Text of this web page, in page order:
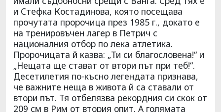
и Стефка Костадинова, която посещава
прочутата пророчица през 1985 г., докато е
на тренировъчен лагер в Петрич с
националния отбор по лека атлетика.
Пророчицата й казва: „Ти си благословена!“ и
„Нещата ще стават от втори път при теб!“.
Десетилетия по-късно легендата признава,
че важните неща в живота й са ставали от
втори път. Тя отбелязва рекордния си скок от
209 см в Рим от втория опит. А голямата